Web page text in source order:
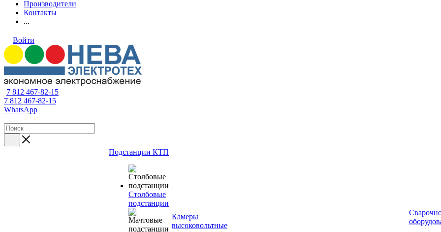
Производители
Контакты
...
Войти
7 812 467-82-15
7 812 467-82-15
WhatsApp
Подстанции КТП
Столбовые
подстанции
Камеры
высоковольтные